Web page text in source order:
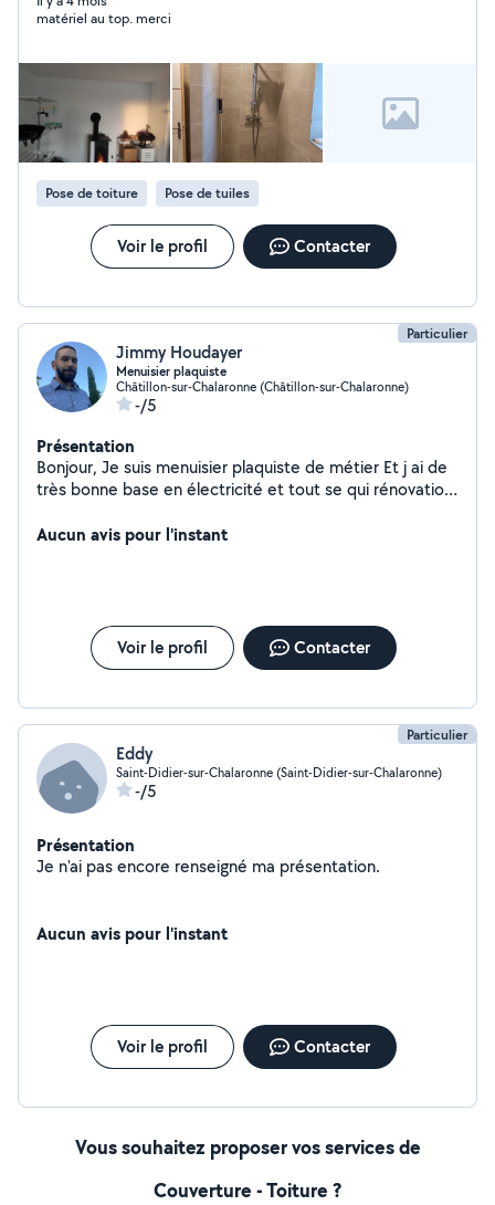
matériel au top. merci
Pose de toiture Pose de tuiles
Voir le profil Contacter
Particulier
Jimmy Houdayer
Menuisier plaquiste
Châtillon-sur-Chalaronne (Châtillon-sur-Chalaronne)
-/5
Présentation
Bonjour, Je suis menuisier plaquiste de métier Et j ai de
très bonne base en électricité et tout se qui rénovation
Aucun avis pour l'instant
Voir le profil Contacter
Particulier
Eddy
Saint-Didier-sur-Chalaronne (Saint-Didier-sur-Chalaronne)
-/5
Présentation
Je n'ai pas encore renseigné ma présentation.
Aucun avis pour l'instant
Voir le profil Contacter
Vous souhaitez proposer vos services de
Couverture - Toiture ?